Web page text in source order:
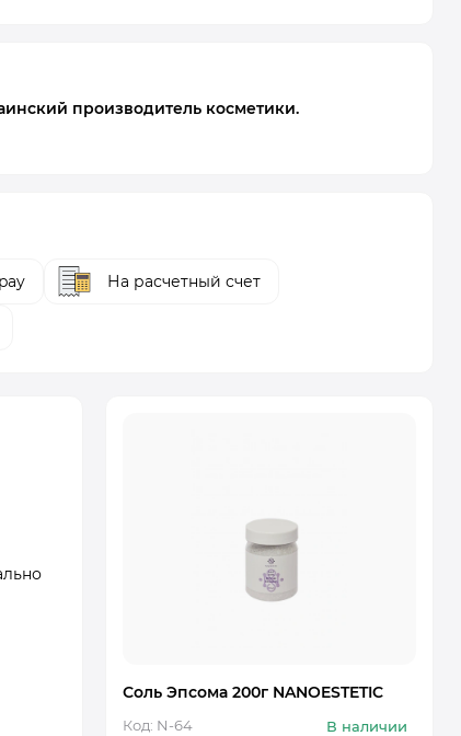
производитель косметики.
На расчетный счет
Соль Эпсома 200г NANOESTETIC
Код: N-64 В наличии